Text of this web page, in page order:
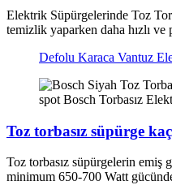
Elektrik Süpürgelerinde Toz
temizlik yaparken daha hızlı
Defolu Karaca Vantuz
spot Bosch Torbasız
Toz torbasız süpürge
Toz torbasız süpürgelerin emiş
minimum 650-700 Watt